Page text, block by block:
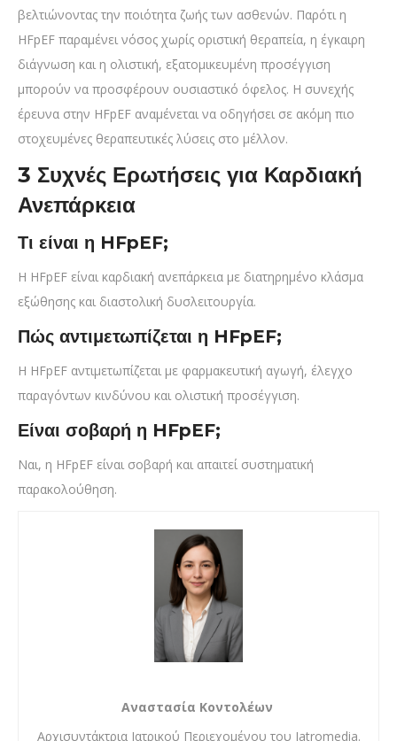
βελτιώνοντας την ποιότητα ζωής των ασθενών. Παρότι η
HFpEF παραμένει νόσος χωρίς οριστική θεραπεία, η έγκαιρη
διάγνωση και η ολιστική, εξατομικευμένη προσέγγιση
μπορούν να προσφέρουν ουσιαστικό όφελος. Η συνεχής
έρευνα στην HFpEF αναμένεται να οδηγήσει σε ακόμη πιο
στοχευμένες θεραπευτικές λύσεις στο μέλλον.
3 Συχνές Ερωτήσεις για Καρδιακή
Ανεπάρκεια
Τι είναι η HFpEF;
Η HFpEF είναι καρδιακή ανεπάρκεια με διατηρημένο κλάσμα
εξώθησης και διαστολική δυσλειτουργία.
Πώς αντιμετωπίζεται η HFpEF;
Η HFpEF αντιμετωπίζεται με φαρμακευτική αγωγή, έλεγχο
παραγόντων κινδύνου και ολιστική προσέγγιση.
Είναι σοβαρή η HFpEF;
Ναι, η HFpEF είναι σοβαρή και απαιτεί συστηματική
παρακολούθηση.
Αναστασία Κοντολέων
Αρχισυντάκτρια Ιατρικού Περιεχομένου του Iatromedia.